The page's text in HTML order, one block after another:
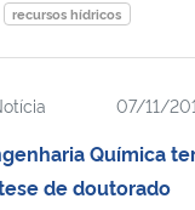
e dos Direitos
recursos hídricos
07/11/
Química
de doutorado